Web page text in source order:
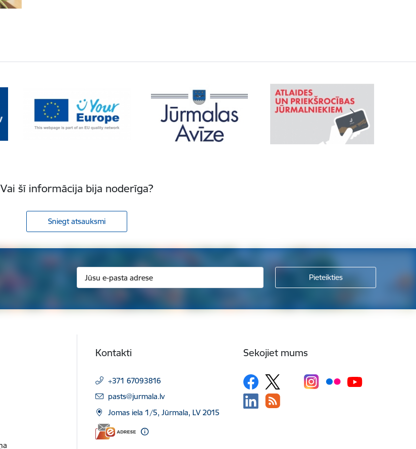
Vai šī informācija bija noderīga?
Sniegt atsauksmi
Kontakti
+371 67093816
E-pasts:
pasts@jurmala.lv
Jomas iela 1/5, Jūrmala, LV 2015
Sekojiet mums